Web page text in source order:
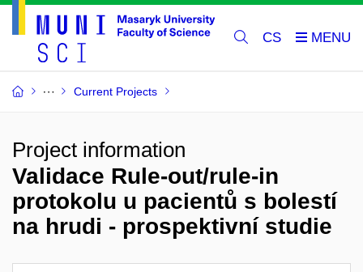
CS
Current Projects
Project information
Validace Rule-out/rule-in
protokolu u pacientů s bolestí
na hrudi - prospektivní studie